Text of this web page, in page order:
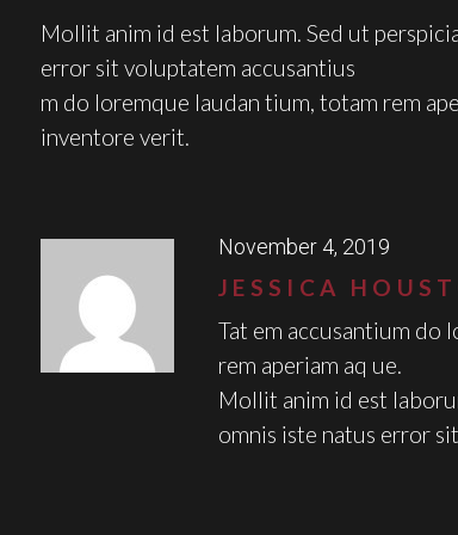
Mollit anim id est laborum. Sed ut
error sit voluptatem accusantius
m do loremque laudan tium, totam rem
inventore verit.
November 4, 2019
JESSICA
Tat em accusantium do
rem aperiam aq ue.
Mollit anim id est
omnis iste natus error